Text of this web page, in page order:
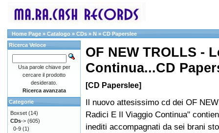
Home Page » Catalogo » CDs » N » CD Paperslee
OF NEW TROLLS -
Continua...CD
[CD Paperslee]
Il nuovo attesissimo cd dei OF
Radici E Il Viaggio Continua"
inediti accompagnati da sei brani
Ricerca Veloce
Usa parole chiave per
cercare il prodotto
desiderato.
Ricerca avanzata
Categorie
Boxset (14)
CDs-> (605)
0-9 (1)